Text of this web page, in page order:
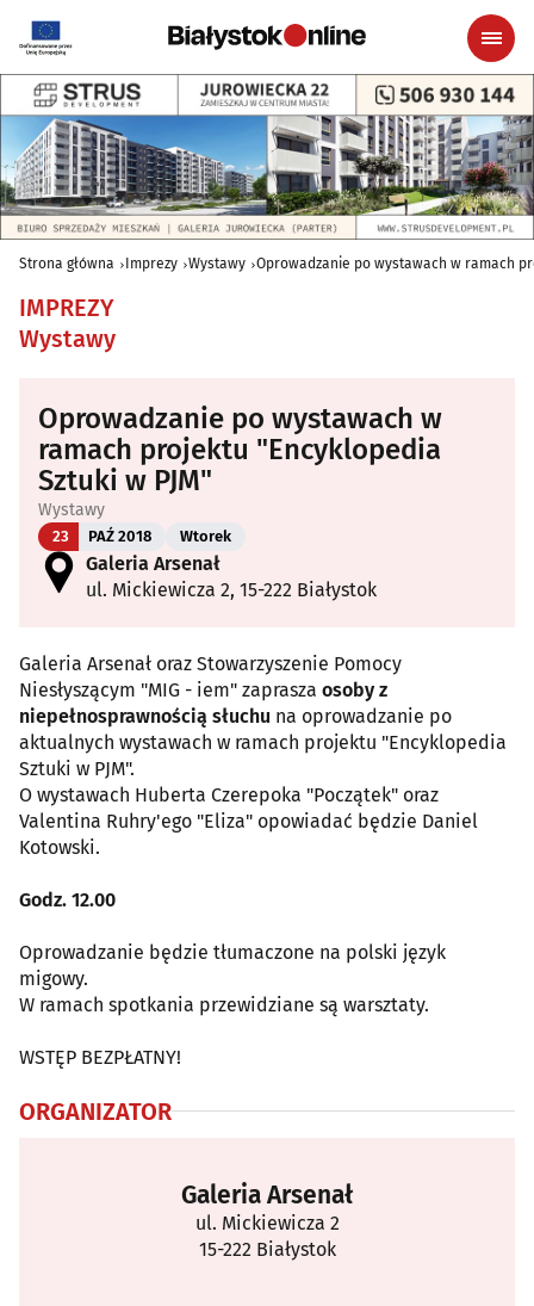
Strona główna Imprezy Wystawy Oprowadzanie po wystawach w ramach
IMPREZY
Wystawy
Oprowadzanie po wystawach w
ramach projektu "Encyklopedia
Sztuki w PJM"
Wystawy
23 PAŹ 2018 Wtorek
Galeria Arsenał
ul. Mickiewicza 2, 15-222 Białystok
Galeria Arsenał oraz Stowarzyszenie Pomocy
Niesłyszącym "MIG - iem" zaprasza osoby z
niepełnosprawnością słuchu na oprowadzanie po
aktualnych wystawach w ramach projektu "Encyklopedia
Sztuki w PJM".
O wystawach Huberta Czerepoka "Początek" oraz
Valentina Ruhry'ego "Eliza" opowiadać będzie Daniel
Kotowski.
Godz. 12.00
Oprowadzanie będzie tłumaczone na polski język
migowy.
W ramach spotkania przewidziane są warsztaty.
WSTĘP BEZPŁATNY!
ORGANIZATOR
Galeria Arsenał
ul. Mickiewicza 2
15-222 Białystok